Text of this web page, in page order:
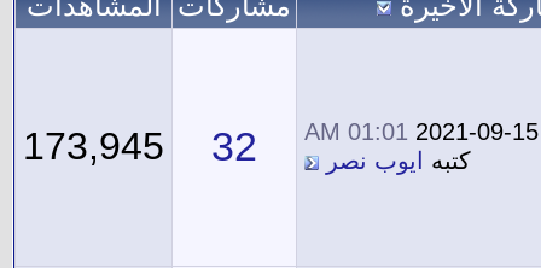
2021-09-15
01:01 AM
كتبه
ايوب نصر 32
173,945